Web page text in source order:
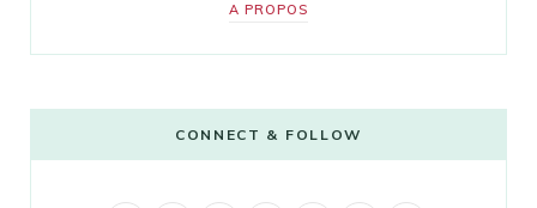
A PROPOS
CONNECT & FOLLOW